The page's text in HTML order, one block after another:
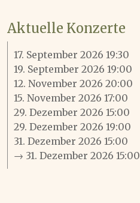
Aktuelle Konzerte
17. September 2026 19:30
19. September 2026 19:00
12. November 2026 20:00
15. November 2026 17:00
29. Dezember 2026 15:00
29. Dezember 2026 19:00
31. Dezember 2026 15:00
→ 31. Dezember 2026 15:00